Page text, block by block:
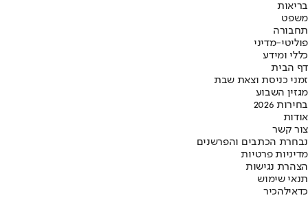
בריאות
משפט
תחבורה
פוליטי-מדיני
כללי ומידע
דף הבית
זמני כניסת וצאת שבת
מגזין השבוע
בחירות 2026
אודות
צור קשר
נבחרת הכתבים והפרשנים
מדיניות פרטיות
הצהרת נגישות
תנאי שימוש
כדאילהכיר